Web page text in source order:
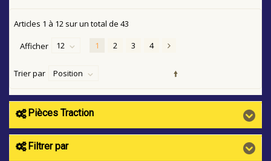
Articles 1 à 12 sur un total de 43
1
2 3 4
Afficher 12
Trier par Position
Pièces Traction
Filtrer par